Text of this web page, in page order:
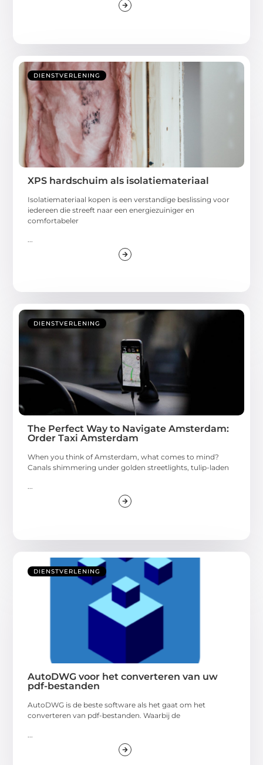
DIENSTVERLENING
XPS hardschuim als isolatiemateriaal
Isolatiemateriaal kopen is een verstandige beslissing voor
iedereen die streeft naar een energiezuiniger en
comfortabeler
DIENSTVERLENING
The Perfect Way to Navigate Amsterdam:
Order Taxi Amsterdam
When you think of Amsterdam, what comes to mind?
Canals shimmering under golden streetlights, tulip-laden
...
DIENSTVERLENING
AutoDWG voor het converteren van uw
pdf-bestanden
AutoDWG is de beste software als het gaat om het
converteren van pdf-bestanden. Waarbij de